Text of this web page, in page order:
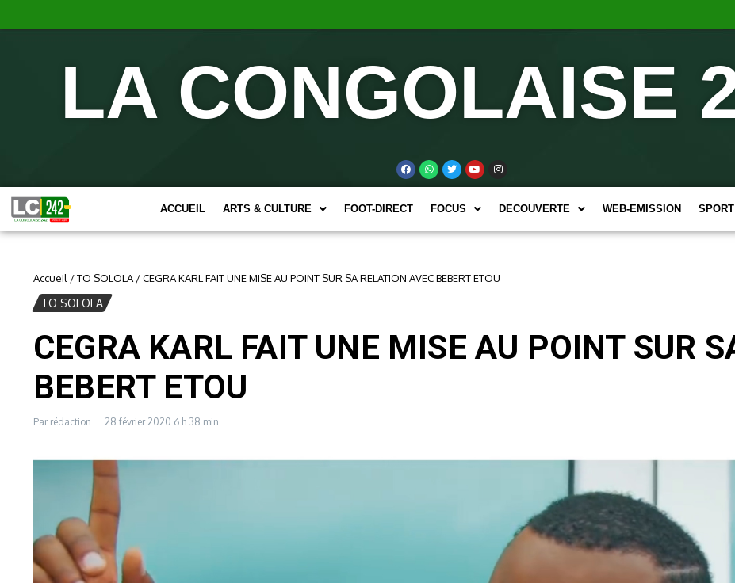
LA CONGOLAISE
ACCUEIL ARTS & CULTURE FOOT-DIRECT FOCUS DECOUVERTE WEB-EMISSION SPORT
Accueil /TO SOLOLA /CEGRA KARL FAIT UNE MISE AU POINT SUR SA RELATION AVEC BEBERT ETOU
TO SOLOLA
CEGRA KARL FAIT UNE MISE AU POINT SUR
BEBERT ETOU
Par rédaction 28 février 2020 6 h 38 min